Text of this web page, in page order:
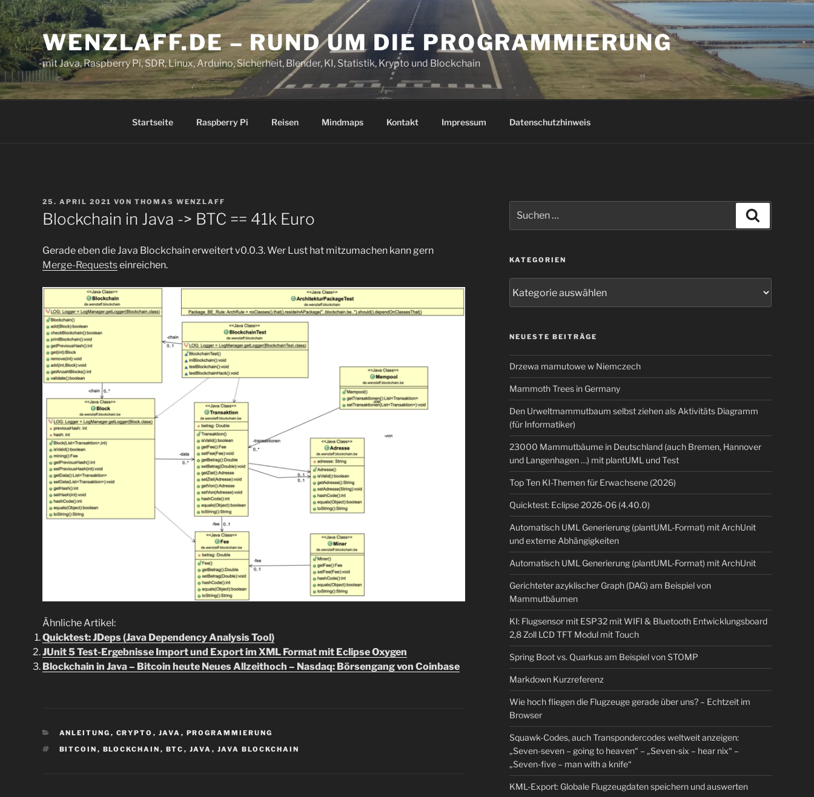
Zum
Inhalt
springen WENZLAFF.DE – RUND UM DIE PROGRAMMIERUNG
mit Java, Raspberry Pi, SDR, Linux, Arduino, Sicherheit, Blender, KI, Statistik, Krypto und Blockchain
Startseite Raspberry Pi Reisen Mindmaps Kontakt Impressum Datenschutzhinweis
VERÖFFENTLICHT
AM
25. APRIL 2021 VON THOMAS WENZLAFF
Blockchain in Java -> BTC == 41k Euro
Gerade eben die Java Blockchain erweitert v0.0.3. Wer Lust hat mitzumachen kann gern
Merge-Requestseinreichen.
Ähnliche Artikel:
Quicktest: JDeps (Java Dependency Analysis Tool)
JUnit 5 Test-Ergebnisse Import und Export im XML Format mit Eclipse Oxygen
Blockchain in Java – Bitcoin heute Neues Allzeithoch – Nasdaq: Börsengang von Coinbase
KATEGORIEN
ANLEITUNG , CRYPTO , JAVA , PROGRAMMIERUNG
SCHLAGWÖRTER
BITCOIN , BLOCKCHAIN , BTC , JAVA , JAVA BLOCKCHAIN
nach:
KATEGORIEN
NEUESTE BEITRÄGE
Drzewa mamutowe w Niemczech
Mammoth Trees in Germany
Den Urweltmammutbaum selbst ziehen als Aktivitäts Diagramm
(für Informatiker)
23000 Mammutbäume in Deutschland (auch Bremen, Hannover
und Langenhagen …) mit plantUML und Test
Top Ten KI-Themen für Erwachsene (2026)
Quicktest: Eclipse 2026-06 (4.40.0)
Automatisch UML Generierung (plantUML-Format) mit ArchUnit
und externe Abhängigkeiten
Automatisch UML Generierung (plantUML-Format) mit ArchUnit
Gerichteter azyklischer Graph (DAG) am Beispiel von
Mammutbäumen
KI: Flugsensor mit ESP32 mit WIFI & Bluetooth Entwicklungsboard
2,8 Zoll LCD TFT Modul mit Touch
Spring Boot vs. Quarkus am Beispiel von STOMP
Markdown Kurzreferenz
Wie hoch fliegen die Flugzeuge gerade über uns? – Echtzeit im
Browser
Squawk-Codes, auch Transpondercodes weltweit anzeigen:
„Seven-seven – going to heaven“ – „Seven-six – hear nix“ –
„Seven-five – man with a knife“
KML-Export: Globale Flugzeugdaten speichern und auswerten